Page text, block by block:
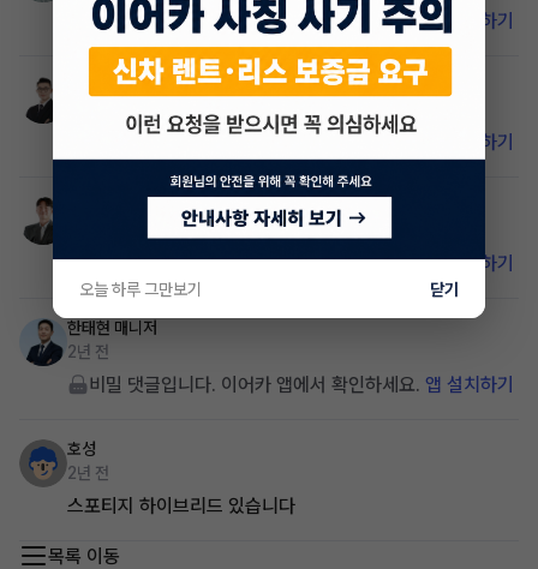
비밀 댓글입니다. 이어카 앱에서 확인하세요.앱 설치하기
매니저
비밀 댓글입니다. 이어카 앱에서 확인하세요. 앱 설치하기
비밀 댓글입니다. 이어카 앱에서 확인하세요.앱 설치하기
한태현 매니저
2년 전
비밀 댓글입니다. 이어카 앱에서 확인하세요. 앱 설치하기
호성
2년 전
스포티지 하이브리드 있습니다
목록 이동
오늘 하루 그만보기 닫기